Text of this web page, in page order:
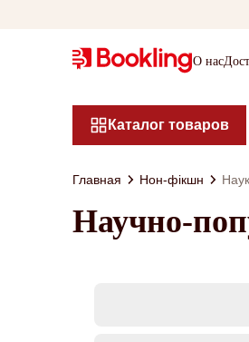
О нас
Каталог товаров
Главная Нон-фікшн
Научно-